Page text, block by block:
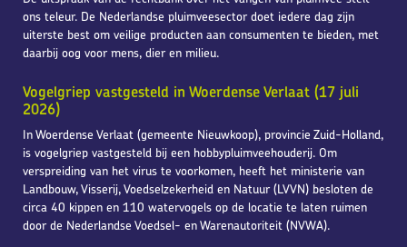
ons teleur. De Nederlandse pluimveesector doet iedere dag zijn
uiterste best om veilige producten aan consumenten te bieden, met
daarbij oog voor mens, dier en milieu.
Vogelgriep vastgesteld in Woerdense Verlaat (17 juli
2026)
In Woerdense Verlaat (gemeente Nieuwkoop), provincie Zuid-Holland,
is vogelgriep vastgesteld bij een hobbypluimveehouderij. Om
verspreiding van het virus te voorkomen, heeft het ministerie van
Landbouw, Visserij, Voedselzekerheid en Natuur (LVVN) besloten de
circa 40 kippen en 110 watervogels op de locatie te laten ruimen
door de Nederlandse Voedsel- en Warenautoriteit (NVWA).